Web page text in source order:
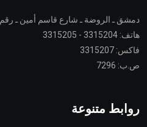
دمشق ـ الروضة ـ شارع قاسم أمين ـ رقم 39
هاتف: 3315204 - 3315205
فاكس: 3315207
ص.ب: 7296
روابط متنوعة